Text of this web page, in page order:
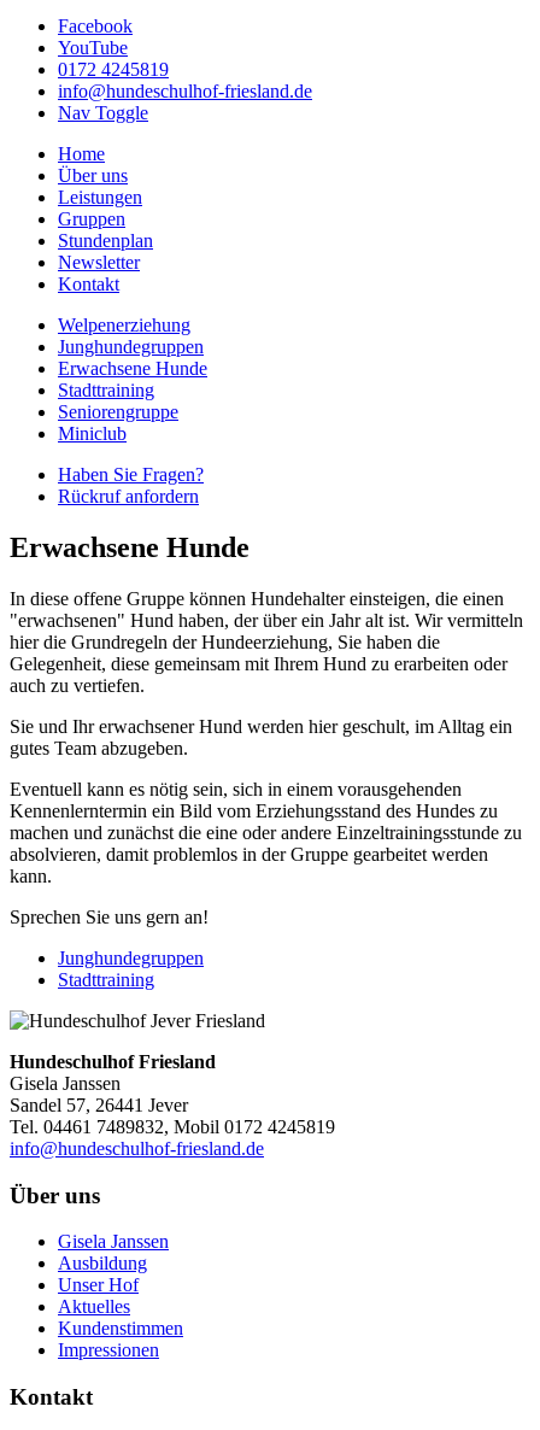
Facebook
YouTube
0172 4245819
info@hundeschulhof-friesland.de
Nav Toggle
Home
Über uns
Leistungen
Gruppen
Stundenplan
Newsletter
Kontakt
Welpenerziehung
Junghundegruppen
Erwachsene Hunde
Stadttraining
Seniorengruppe
Miniclub
Haben Sie Fragen?
Rückruf anfordern
Erwachsene Hunde
In diese offene Gruppe können Hundehalter einsteigen, die einen
"erwachsenen" Hund haben, der über ein Jahr alt ist. Wir vermitteln
hier die Grundregeln der Hundeerziehung, Sie haben die
Gelegenheit, diese gemeinsam mit Ihrem Hund zu erarbeiten oder
auch zu vertiefen.
Sie und Ihr erwachsener Hund werden hier geschult, im Alltag ein
gutes Team abzugeben.
Eventuell kann es nötig sein, sich in einem vorausgehenden
Kennenlerntermin ein Bild vom Erziehungsstand des Hundes zu
machen und zunächst die eine oder andere Einzeltrainingsstunde zu
absolvieren, damit problemlos in der Gruppe gearbeitet werden
kann.
Sprechen Sie uns gern an!
Junghundegruppen
Stadttraining
Hundeschulhof Friesland
Gisela Janssen
Sandel 57, 26441 Jever
Tel. 04461 7489832, Mobil 0172 4245819
info@hundeschulhof-friesland.de
Über uns
Gisela Janssen
Ausbildung
Unser Hof
Aktuelles
Kundenstimmen
Impressionen
Kontakt